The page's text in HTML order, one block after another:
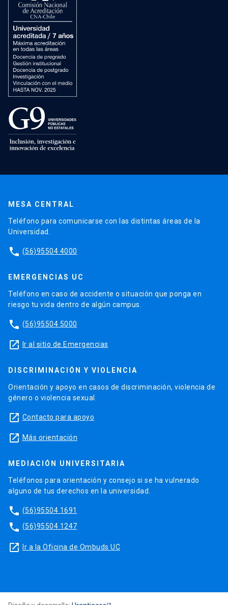
MESA CENTRAL
Teléfono para comunicarse con las distintas áreas de la
Universidad.
phone (56)95504 4000
EMERGENCIAS UC
Teléfono en caso de accidente o situación que ponga en
riesgo tu vida dentro de algún campus.
phone (56)95504 5000
launch Ir al sitio de Emergencias
DISCRIMINACIÓN Y VIOLENCIA
Orientación y apoyo en casos de discriminación, violencia de
género o violencia sexual.
launch Contacto para apoyo
launch Más orientación
MEDIACIÓN UNIVERSITARIA
Teléfonos para orientación y consejo si se ha vulnerado
alguno de tus derechos en la universidad.
phone (56)95504 1691
phone (56)95504 1247
launch Ir a la Oficina de Ombuds UC